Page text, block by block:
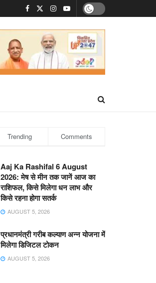
Trending Comments
Aaj Ka Rashifal 6 August
2026: मेष से मीन तक जानें आज का
राशिफल, किसे मिलेगा धन लाभ और
किसे रहना होगा सतर्क
AUGUST 5, 2026
प्रधानमंत्री गरीब कल्याण अन्न योजना में
मिलेगा डिजिटल टोकन
AUGUST 5, 2026